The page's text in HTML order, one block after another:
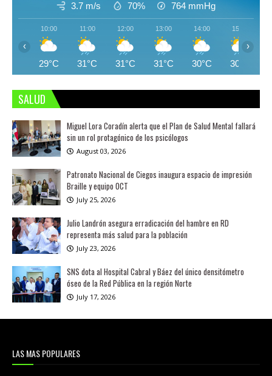
3.7 m/s 70% 764 mmHg
10:00
29°C
11:00
31°C
12:00
31°C
13:00
31°C
14:00
30°C
15:00
30°C
‹ ›
SALUD
Miguel Lora Coradín alerta que el Plan de Salud Mental fallará
sin un rol protagónico de los psicólogos
August 03, 2026
Patronato Nacional de Ciegos inaugura espacio de impresión
Braille y equipo OCT
July 25, 2026
Julio Landrón asegura erradicación del hambre en RD
representa más salud para la población
July 23, 2026
SNS dota al Hospital Cabral y Báez del único densitómetro
óseo de la Red Pública en la región Norte
July 17, 2026
LAS MAS POPULARES